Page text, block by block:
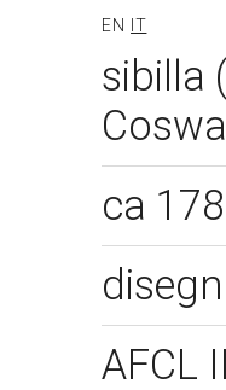
EN IT
sibilla
ca
AFCL